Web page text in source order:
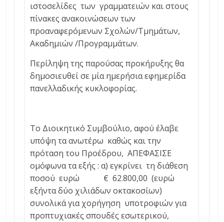
ιστοσελίδες των γραμματειών και στους
πίνακες ανακοινώσεων των
προαναφερόμενων Σχολών/Τμημάτων,
Ακαδημιών /Προγραμμάτων.
Περίληψη της παρούσας προκήρυξης θα
δημοσιευθεί σε μία ημερήσια εφημερίδα
πανελλαδικής κυκλοφορίας.
Το Διοικητικό Συμβούλιο, αφού έλαβε
υπόψη τα ανωτέρω καθώς και την
πρόταση του Προέδρου, ΑΠΕΦΑΣΙΣΕ
ομόφωνα τα εξής : α) εγκρίνει τη διάθεση
ποσού ευρώ € 62.800,00 (ευρώ
εξήντα δύο χιλιάδων οκτακοσίων)
συνολικά για χορήγηση υποτροφιών για
προπτυχιακές σπουδές εσωτερικού,